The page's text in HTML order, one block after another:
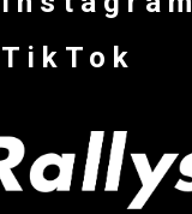
TikTok